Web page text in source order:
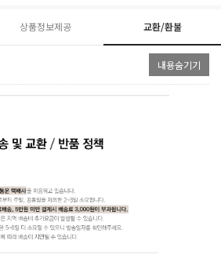
상품정보제공 교환/환불
내용숨기기